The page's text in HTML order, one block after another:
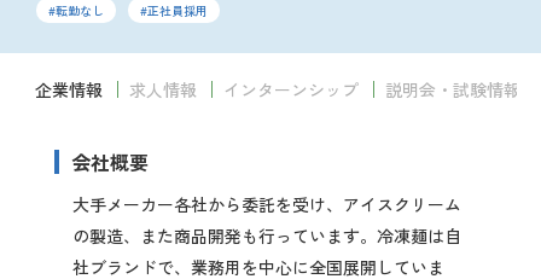
インターンシップ
先輩社員の声
転勤なし 正社員採用
企業情報 求人情報 インターンシップ 説明会・試験情報
会社概要
大手メーカー各社から委託を受け、アイスクリーム
の製造、また商品開発も行っています。冷凍麺は自
社ブランドで、業務用を中心に全国展開していま